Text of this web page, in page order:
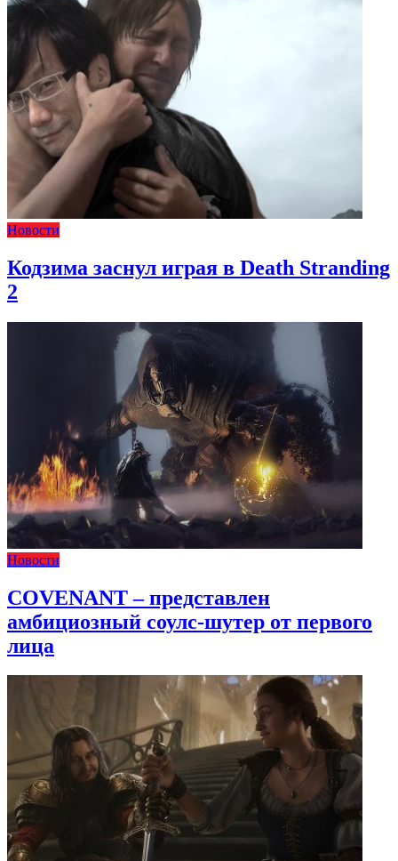
Новости
Кодзима заснул играя в Death Stranding
2
Новости
COVENANT – представлен
амбициозный соулс-шутер от первого
лица